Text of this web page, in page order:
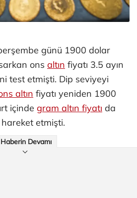
günü 1900 dolar
ons altın fiyatı 3.5 ayın
test etmişti. Dip seviyeyi
altın fiyatı yeniden 1900
içinde gram altın fiyatı da
etmişti.
Haberin Devamı